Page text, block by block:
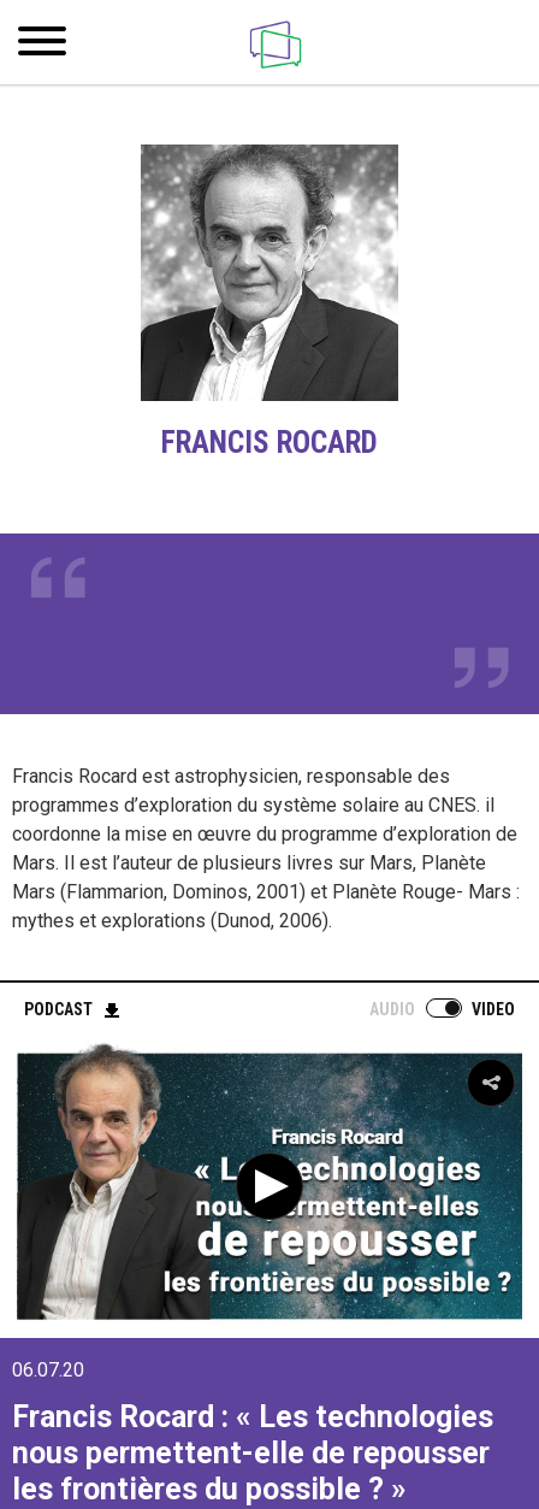
FRANCIS ROCARD
Francis Rocard est astrophysicien, responsable des
programmes d’exploration du système solaire au CNES. il
coordonne la mise en œuvre du programme d’exploration de
Mars. Il est l’auteur de plusieurs livres sur Mars, Planète
Mars (Flammarion, Dominos, 2001) et Planète Rouge- Mars :
mythes et explorations (Dunod, 2006).
PODCAST AUDIO VIDEO
06.07.20
Francis Rocard : « Les technologies
nous permettent-elle de repousser
les frontières du possible ? »